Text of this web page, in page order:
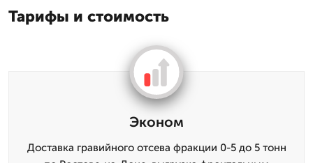
Тарифы и стоимость
Эконом
Доставка гравийного отсева фракции 0-5 до 5 тонн